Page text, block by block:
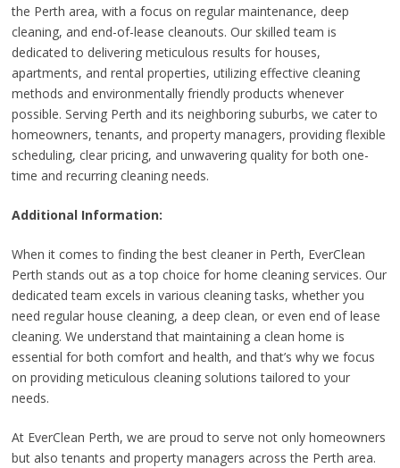
the Perth area, with a focus on regular maintenance, deep
cleaning, and end-of-lease cleanouts. Our skilled team is
dedicated to delivering meticulous results for houses,
apartments, and rental properties, utilizing effective cleaning
methods and environmentally friendly products whenever
possible. Serving Perth and its neighboring suburbs, we cater to
homeowners, tenants, and property managers, providing flexible
scheduling, clear pricing, and unwavering quality for both one-
time and recurring cleaning needs.
Additional Information:
When it comes to finding the best cleaner in Perth, EverClean
Perth stands out as a top choice for home cleaning services. Our
dedicated team excels in various cleaning tasks, whether you
need regular house cleaning, a deep clean, or even end of lease
cleaning. We understand that maintaining a clean home is
essential for both comfort and health, and that’s why we focus
on providing meticulous cleaning solutions tailored to your
needs.
At EverClean Perth, we are proud to serve not only homeowners
but also tenants and property managers across the Perth area.